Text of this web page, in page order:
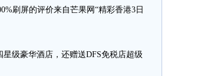
刷屏的评价来自芒果网“精彩香港3日
级豪华酒店，还赠送DFS免税店超级